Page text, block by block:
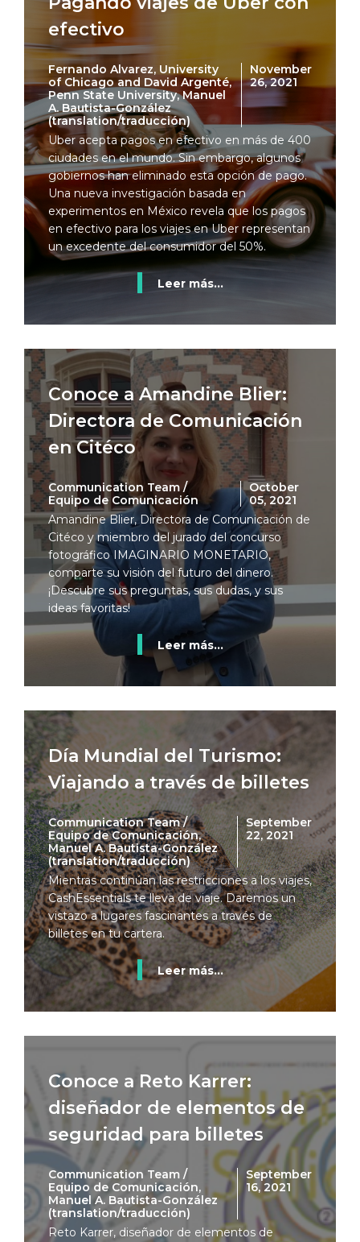
efectivo
Fernando Alvarez, University
of Chicago and David Argenté,
Penn State University, Manuel
A. Bautista-González
(translation/traducción)
November
26, 2021
Uber acepta pagos en efectivo en más de 400
ciudades en el mundo. Sin embargo, algunos
gobiernos han eliminado esta opción de pago.
Una nueva investigación basada en
experimentos en México revela que los pagos
en efectivo para los viajes en Uber representan
un excedente del consumidor del 50%.
Leer más...
Conoce a Amandine Blier:
Directora de Comunicación
en Citéco
Communication Team /
Equipo de Comunicación
October
05, 2021
Amandine Blier, Directora de Comunicación de
Citéco y miembro del jurado del concurso
fotográfico IMAGINARIO MONETARIO,
comparte su visión del futuro del dinero.
¡Descubre sus preguntas, sus dudas, y sus
ideas favoritas!
Leer más...
Día Mundial del Turismo:
Viajando a través de billetes
Communication Team /
Equipo de Comunicación,
Manuel A. Bautista-González
(translation/traducción)
September
22, 2021
Mientras continúan las restricciones a los viajes,
CashEssentials te lleva de viaje. Daremos un
vistazo a lugares fascinantes a través de
billetes en tu cartera.
Leer más...
Conoce a Reto Karrer:
diseñador de elementos de
seguridad para billetes
Communication Team /
Equipo de Comunicación,
Manuel A. Bautista-González
(translation/traducción)
September
16, 2021
Reto Karrer, diseñador de elementos de